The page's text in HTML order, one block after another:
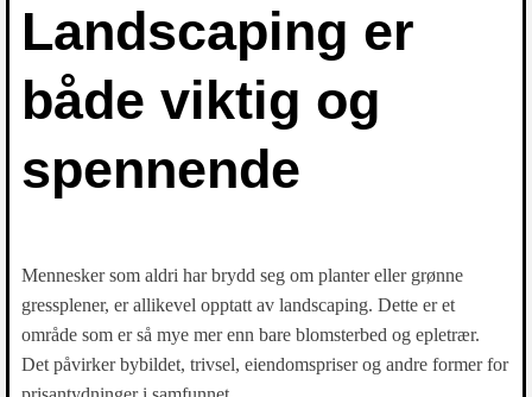
Landscaping er
både viktig og
spennende
Mennesker som aldri har brydd seg om planter eller grønne
gressplener, er allikevel opptatt av landscaping. Dette er et
område som er så mye mer enn bare blomsterbed og epletrær.
Det påvirker bybildet, trivsel, eiendomspriser og andre former for